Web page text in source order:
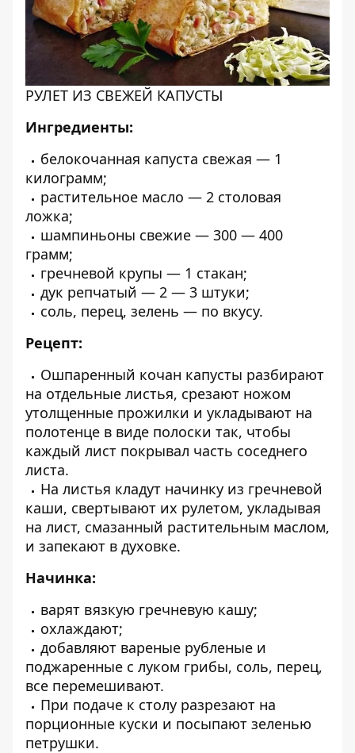
РУЛЕТ ИЗ СВЕЖЕЙ КАПУСТЫ
Ингредиенты:
белокочанная капуста свежая — 1
килограмм;
растительное масло — 2 столовая
ложка;
шампиньоны свежие — 300 — 400
грамм;
гречневой крупы — 1 стакан;
дук репчатый — 2 — 3 штуки;
соль, перец, зелень — по вкусу.
Рецепт:
Ошпаренный кочан капусты разбирают
на отдельные листья, срезают ножом
утолщенные прожилки и укладывают на
полотенце в виде полоски так, чтобы
каждый лист покрывал часть соседнего
листа.
На листья кладут начинку из гречневой
каши, свертывают их рулетом, укладывая
на лист, смазанный растительным маслом,
и запекают в духовке.
Начинка:
варят вязкую гречневую кашу;
охлаждают;
добавляют вареные рубленые и
поджаренные с луком грибы, соль, перец,
все перемешивают.
При подаче к столу разрезают на
порционные куски и посыпают зеленью
петрушки.